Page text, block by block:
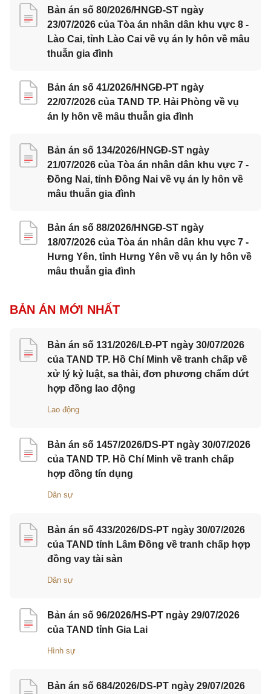
Bản án số 80/2026/HNGĐ-ST ngày
23/07/2026 của Tòa án nhân dân khu vực 8 -
Lào Cai, tỉnh Lào Cai về vụ án ly hôn về mâu
thuẫn gia đình
Bản án số 41/2026/HNGĐ-PT ngày
22/07/2026 của TAND TP. Hải Phòng về vụ
án ly hôn về mâu thuẫn gia đình
Bản án số 134/2026/HNGĐ-ST ngày
21/07/2026 của Tòa án nhân dân khu vực 7 -
Đồng Nai, tỉnh Đồng Nai về vụ án ly hôn về
mâu thuẫn gia đình
Bản án số 88/2026/HNGĐ-ST ngày
18/07/2026 của Tòa án nhân dân khu vực 7 -
Hưng Yên, tỉnh Hưng Yên về vụ án ly hôn về
mâu thuẫn gia đình
BẢN ÁN MỚI NHẤT
Bản án số 131/2026/LĐ-PT ngày 30/07/2026
của TAND TP. Hồ Chí Minh về tranh chấp về
xử lý kỷ luật, sa thải, đơn phương chấm dứt
hợp đồng lao động
Lao động
Bản án số 1457/2026/DS-PT ngày 30/07/2026
của TAND TP. Hồ Chí Minh về tranh chấp
hợp đồng tín dụng
Dân sự
Bản án số 433/2026/DS-PT ngày 30/07/2026
của TAND tỉnh Lâm Đồng về tranh chấp hợp
đồng vay tài sản
Dân sự
Bản án số 96/2026/HS-PT ngày 29/07/2026
của TAND tỉnh Gia Lai
Hình sự
Bản án số 684/2026/DS-PT ngày 29/07/2026